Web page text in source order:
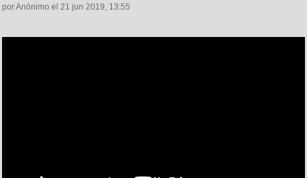
por Anónimo el 21 jun 2019, 13:55